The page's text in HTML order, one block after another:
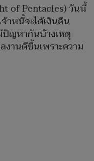
of Pentacles) วันนี้
าหนี้จะได้เงินคืน
ปัญหากันบ้างเหตุ
งานดีขึ้นเพราะความ